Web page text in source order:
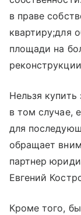
в праве
квартиру;для
площади на
Нельзя
в том случае,
для
обращает
партнер
Евгений
Кроме того,